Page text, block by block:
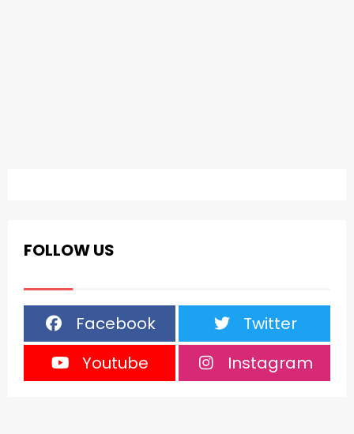
FOLLOW US
Facebook
Twitter
Youtube
Instagram